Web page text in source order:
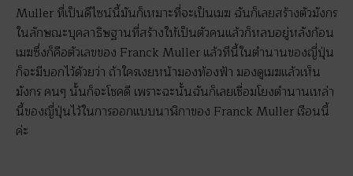
Muller ที่เป็นดีไซน์นี้มันก็เหมาะที่จะเป็นเมฆ ฉันก็เลยสร้างตัวมังกร
ในลักษณะบุคลาธิษฐานที่สร้างให้เป็นตัวคนแล้วก็หลบอยู่หลังก้อน
เมฆซึ่งก็คือตัวเลขของ Franck Muller แล้วทีนี้ในตำนานของญี่ปุ่น
ก็จะมีบอกไว้ด้วยว่า ถ้าใครเงยหน้ามองท้องฟ้า มองดูเมฆแล้วเห็น
มังกร คนๆ นั้นก็จะโชคดี เพราะฉะนั้นฉันก็เลยเชื่อมโยงตำนานเหล่า
นี้ของญี่ปุ่นไว้ในการออกแบบนาฬิกาของ Franck Muller เรือนนี้
ค่ะ